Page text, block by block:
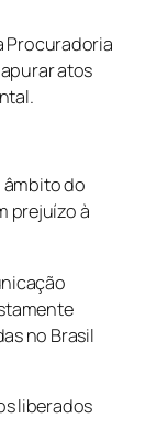
Procuradoria
atos
do
prejuízo à
no Brasil
liberados